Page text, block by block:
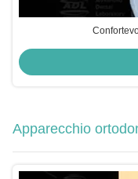
Apparecchio